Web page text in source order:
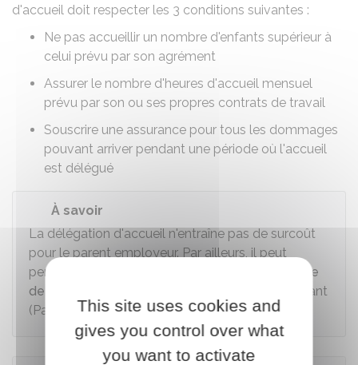
d'accueil doit respecter les 3 conditions suivantes :
Ne pas accueillir un nombre d'enfants supérieur à
celui prévu par son agrément
Assurer le nombre d'heures d'accueil mensuel
prévu par son ou ses propres contrats de travail
Souscrire une assurance pour tous les dommages
pouvant arriver pendant une période où l'accueil
est délégué
À savoir
La délégation d'accueil n'entraîne pas de surcoût
pour le parent employeur. Par ailleurs, il peut
percevoir le
complément de libre choix du mode
de garde
de la prestation d'accueil du jeune enfant
(Paje) dans les conditions habituelles.
This site uses cookies and
gives you control over what
you want to activate